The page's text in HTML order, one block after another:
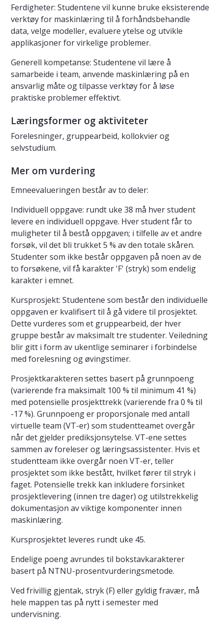
Ferdigheter: Studentene vil kunne bruke eksisterende
verktøy for maskinlæring til å forhåndsbehandle
data, velge modeller, evaluere ytelse og utvikle
applikasjoner for virkelige problemer.
Generell kompetanse: Studentene vil lære å
samarbeide i team, anvende maskinlæring på en
ansvarlig måte og tilpasse verktøy for å løse
praktiske problemer effektivt.
Læringsformer og aktiviteter
Forelesninger, gruppearbeid, kollokvier og
selvstudium.
Mer om vurdering
Emneevalueringen består av to deler:
Individuell oppgave: rundt uke 38 må hver student
levere en individuell oppgave. Hver student får to
muligheter til å bestå oppgaven; i tilfelle av et andre
forsøk, vil det bli trukket 5 % av den totale skåren.
Studenter som ikke består oppgaven på noen av de
to forsøkene, vil få karakter 'F' (stryk) som endelig
karakter i emnet.
Kursprosjekt: Studentene som består den individuelle
oppgaven er kvalifisert til å gå videre til prosjektet.
Dette vurderes som et gruppearbeid, der hver
gruppe består av maksimalt tre studenter. Veiledning
blir gitt i form av ukentlige seminarer i forbindelse
med forelesning og øvingstimer.
Prosjektkarakteren settes basert på grunnpoeng
(varierende fra maksimalt 100 % til minimum 41 %)
med potensielle prosjekttrekk (varierende fra 0 % til
-17 %). Grunnpoeng er proporsjonale med antall
virtuelle team (VT-er) som studentteamet overgår
når det gjelder prediksjonsytelse. VT-ene settes
sammen av foreleser og læringsassistenter. Hvis et
studentteam ikke overgår noen VT-er, teller
prosjektet som ikke bestått, hvilket fører til stryk i
faget. Potensielle trekk kan inkludere forsinket
prosjektlevering (innen tre dager) og utilstrekkelig
dokumentasjon av viktige komponenter innen
maskinlæring.
Kursprosjektet leveres rundt uke 45.
Endelige poeng avrundes til bokstavkarakterer
basert på NTNU-prosentvurderingsmetode.
Ved frivillig gjentak, stryk (F) eller gyldig fravær, må
hele mappen tas på nytt i semester med
undervisning.